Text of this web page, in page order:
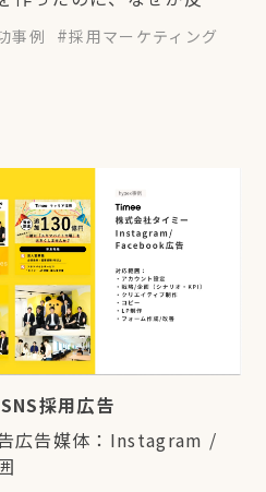
事例 採用マーケティング
採用広告
広告媒体：Instagram /